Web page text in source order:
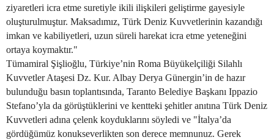
ziyaretleri icra etme suretiyle ikili ilişkileri geliştirme gayesiyle
oluşturulmuştur. Maksadımız, Türk Deniz Kuvvetlerinin kazandığı
imkan ve kabiliyetleri, uzun süreli harekat icra etme yeteneğini
ortaya koymaktır."
Tümamiral Şişlioğlu, Türkiye’nin Roma Büyükelçiliği Silahlı
Kuvvetler Ataşesi Dz. Kur. Albay Derya Günergin’in de hazır
bulunduğu basın toplantısında, Taranto Belediye Başkanı Ippazio
Stefano’yla da görüştüklerini ve kentteki şehitler anıtına Türk Deniz
Kuvvetleri adına çelenk koyduklarını söyledi ve "İtalya’da
gördüğümüz konukseverlikten son derece memnunuz. Gerek